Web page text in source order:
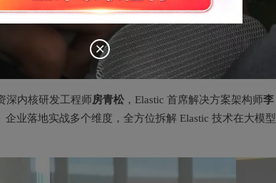
深内核研发工程师房青松，Elastic 首席解决方案架构师李
业落地实战多个维度，全方位拆解 Elastic 技术在大模型